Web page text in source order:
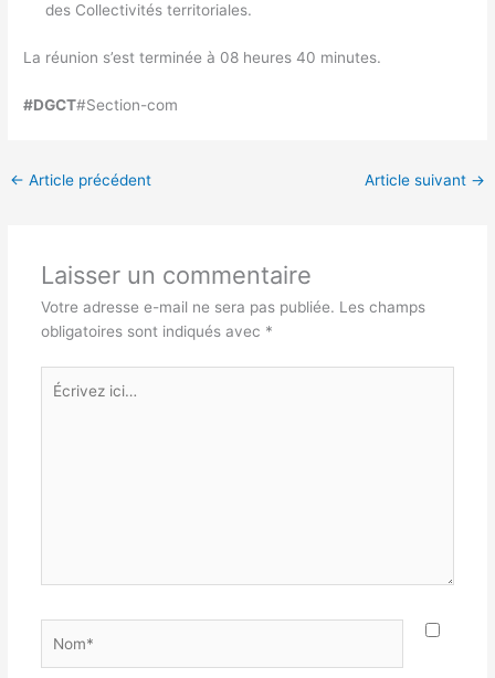
des Collectivités territoriales.
La réunion s’est terminée à 08 heures 40 minutes.
#DGCT#Section-com
← Article précédent Article suivant →
Laisser un commentaire
Votre adresse e-mail ne sera pas publiée. Les champs
obligatoires sont indiqués avec *
Écrivez
ici…